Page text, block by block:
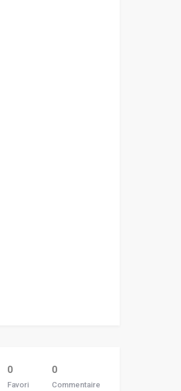
0
Favori
0
Commentaire